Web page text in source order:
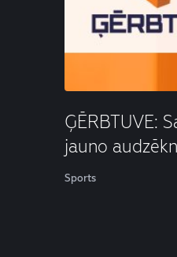
ĢĒRBTUVE:
jauno
Sports